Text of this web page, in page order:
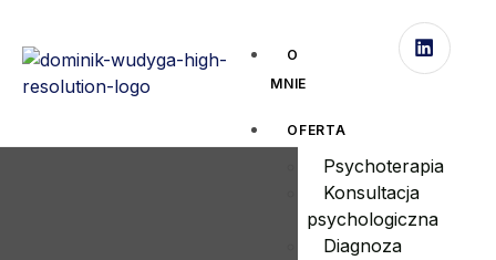
O
MNIE
OFERTA
Psychoterapia
Konsultacja
psychologiczna
Diagnoza